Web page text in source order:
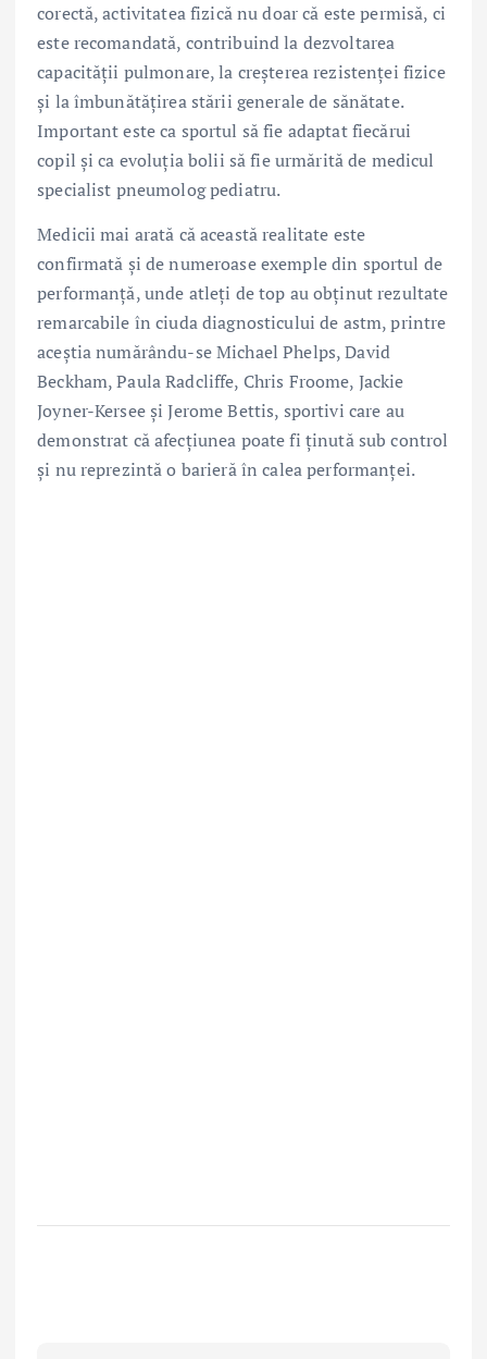
corectă, activitatea fizică nu doar că este permisă, ci
este recomandată, contribuind la dezvoltarea
capacității pulmonare, la creșterea rezistenței fizice
și la îmbunătățirea stării generale de sănătate.
Important este ca sportul să fie adaptat fiecărui
copil și ca evoluția bolii să fie urmărită de medicul
specialist pneumolog pediatru.
Medicii mai arată că această realitate este
confirmată și de numeroase exemple din sportul de
performanță, unde atleți de top au obținut rezultate
remarcabile în ciuda diagnosticului de astm, printre
aceștia numărându-se Michael Phelps, David
Beckham, Paula Radcliffe, Chris Froome, Jackie
Joyner-Kersee și Jerome Bettis, sportivi care au
demonstrat că afecțiunea poate fi ținută sub control
și nu reprezintă o barieră în calea performanței.